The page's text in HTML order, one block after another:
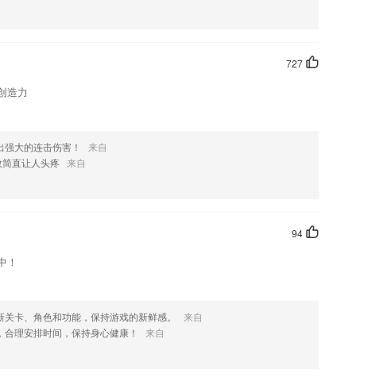
软件，您可以到应用商店进行打分评论，说出您的使用经历，以帮助
727
造力
强大的连击伤害！
来自
直让人头疼 来自
94
！
关卡、角色和功能，保持游戏的新鲜感。
来自
理安排时间，保持身心健康！
来自